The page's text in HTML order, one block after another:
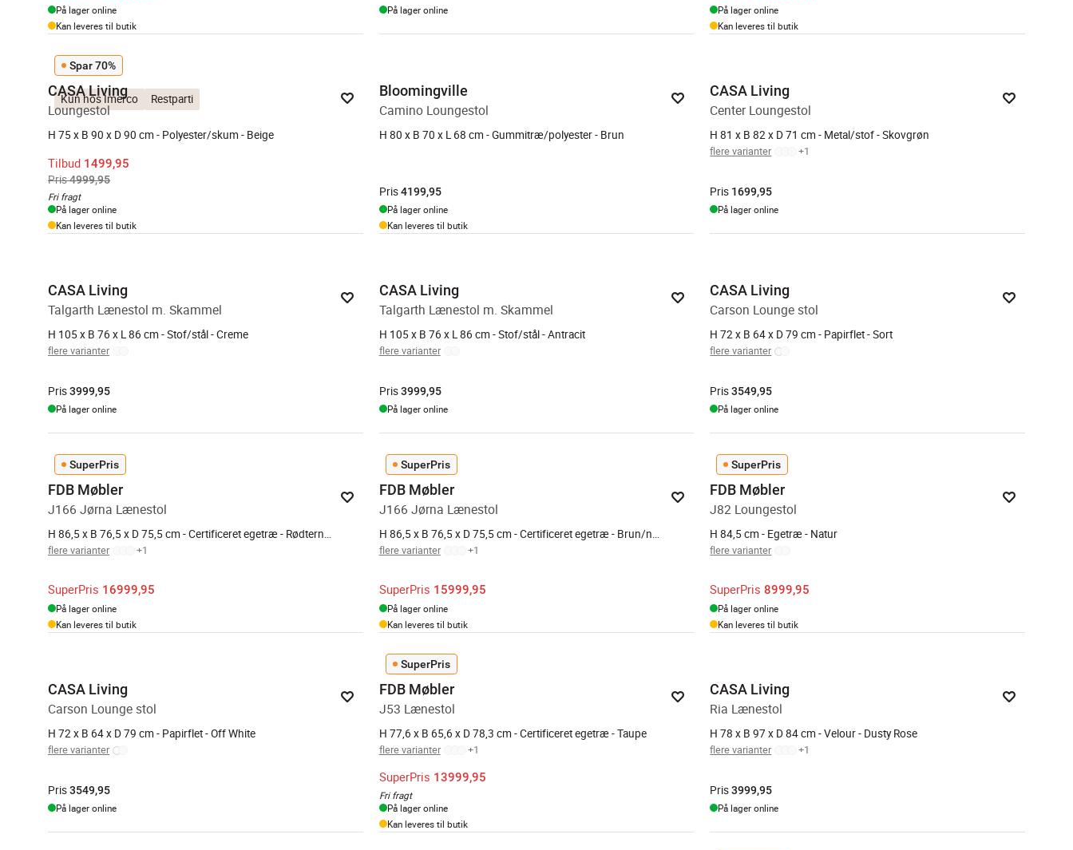
På lager online
Kan leveres til butik
På lager online
På lager online
Kan leveres til butik
Kun hos Imerco Restparti
Spar 70%
CASA Living
Loungestol
H 75 x B 90 x D 90 cm - Polyester/skum - Beige
Tilbud 1499,95
Pris4999,95
Fri fragt
På lager online
Kan leveres til butik
Bloomingville
Camino Loungestol
H 80 x B 70 x L 68 cm - Gummitræ/polyester - Brun
Pris 4199,95
På lager online
Kan leveres til butik
CASA Living
Center Loungestol
H 81 x B 82 x D 71 cm - Metal/stof - Skovgrøn
flere varianter +1
Pris 1699,95
På lager online
CASA Living
Talgarth Lænestol m. Skammel
H 105 x B 76 x L 86 cm - Stof/stål - Creme
flere varianter
Pris3999,95
På lager online
CASA Living
Talgarth Lænestol m. Skammel
H 105 x B 76 x L 86 cm - Stof/stål - Antracit
flere varianter
Pris 3999,95
På lager online
CASA Living
Carson Lounge stol
H 72 x B 64 x D 79 cm - Papirflet - Sort
flere varianter
Pris 3549,95
På lager online
SuperPris
FDB Møbler
J166 Jørna Lænestol
H 86,5 x B 76,5 x D 75,5 cm - Certificeret egetræ - Rødtern/natur
flere varianter +1
SuperPris 16999,95
På lager online
Kan leveres til butik
SuperPris
FDB Møbler
J166 Jørna Lænestol
H 86,5 x B 76,5 x D 75,5 cm - Certificeret egetræ - Brun/natur
flere varianter +1
SuperPris 15999,95
På lager online
Kan leveres til butik
SuperPris
FDB Møbler
J82 Loungestol
H 84,5 cm - Egetræ - Natur
flere varianter
SuperPris 8999,95
På lager online
Kan leveres til butik
CASA Living
Carson Lounge stol
H 72 x B 64 x D 79 cm - Papirflet - Off White
flere varianter
Pris3549,95
På lager online
SuperPris
FDB Møbler
J53 Lænestol
H 77,6 x B 65,6 x D 78,3 cm - Certificeret egetræ - Taupe
flere varianter +1
SuperPris 13999,95
Fri fragt
På lager online
Kan leveres til butik
CASA Living
Ria Lænestol
H 78 x B 97 x D 84 cm - Velour - Dusty Rose
flere varianter +1
Pris 3999,95
På lager online